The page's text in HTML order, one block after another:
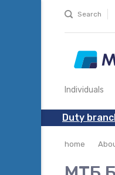
Search
Individuals
Duty
home